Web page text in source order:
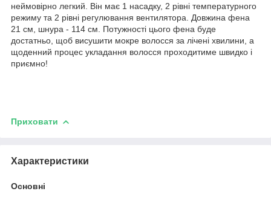
неймовірно легкий. Він має 1 насадку, 2 рівні температурного
режиму та 2 рівні регулювання вентилятора. Довжина фена
21 см, шнура - 114 см. Потужності цього фена буде
достатньо, щоб висушити мокре волосся за лічені хвилини, а
щоденний процес укладання волосся проходитиме швидко і
приємно!
Приховати
Характеристики
Основні